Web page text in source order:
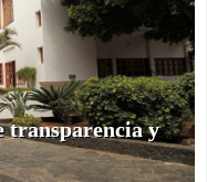
transparencia y